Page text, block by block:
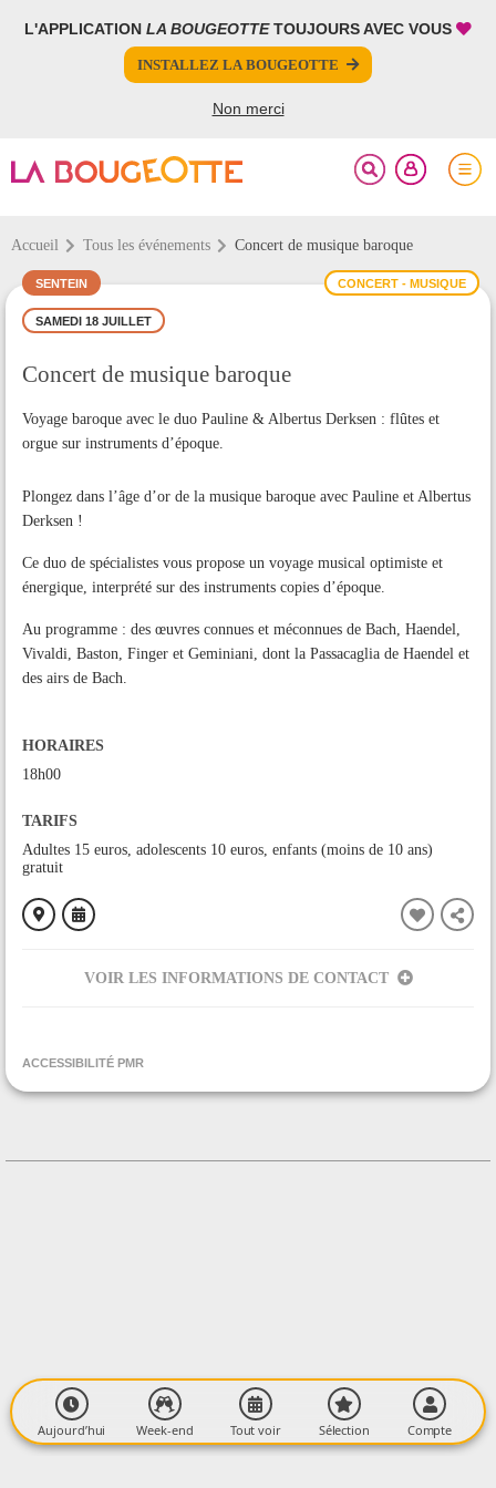
L'APPLICATION LA BOUGEOTTETOUJOURS AVEC VOUS
INSTALLEZ LA BOUGEOTTE
Non merci
Accueil Tous les événements Concert de musique baroque
CONCERT - MUSIQUE
SENTEIN
SAMEDI 18 JUILLET
Concert de musique baroque
Voyage baroque avec le duo Pauline & Albertus Derksen : flûtes et
orgue sur instruments d’époque.
Plongez dans l’âge d’or de la musique baroque avec Pauline et Albertus
Derksen !
Ce duo de spécialistes vous propose un voyage musical optimiste et
énergique, interprété sur des instruments copies d’époque.
Au programme : des œuvres connues et méconnues de Bach, Haendel,
Vivaldi, Baston, Finger et Geminiani, dont la Passacaglia de Haendel et
des airs de Bach.
HORAIRES
18h00
TARIFS
Adultes 15 euros, adolescents 10 euros, enfants (moins de 10 ans)
gratuit
VOIR LES INFORMATIONS DE CONTACT
Sentein
ACCESSIBILITÉ PMR
FERMER
PARTAGER
Aujourd’hui Week-end Tout voir Sélection Compte
FERMER
Votre inscription à la newsletter a été effectuée.